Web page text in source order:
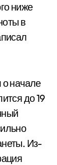
ниже
в
начале
до 19
Из-